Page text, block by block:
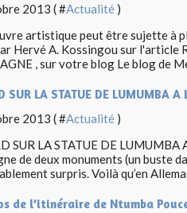
2013 ( #Actualité )
artistique peut être sujette à
Hervé A. Kossingou sur l'article
, sur votre blog Le blog de
SUR LA STATUE DE LUMUMBA A
2013 ( #Actualité )
SUR LA STATUE DE LUMUMBA
de deux monuments (un buste
surpris. Voilà qu’en
de l’itinéraire de Ntumba